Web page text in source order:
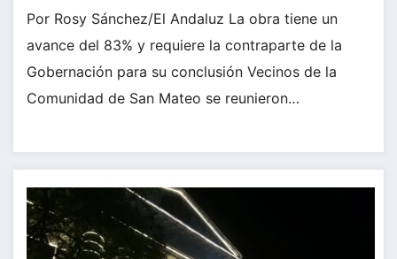
Por Rosy Sánchez/El Andaluz La obra tiene un
avance del 83% y requiere la contraparte de la
Gobernación para su conclusión Vecinos de la
Comunidad de San Mateo se reunieron…